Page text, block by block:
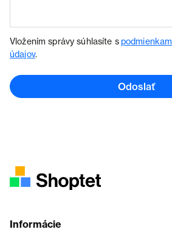
Vložením správy súhlasíte s
údajov.
Odoslať
Informácie